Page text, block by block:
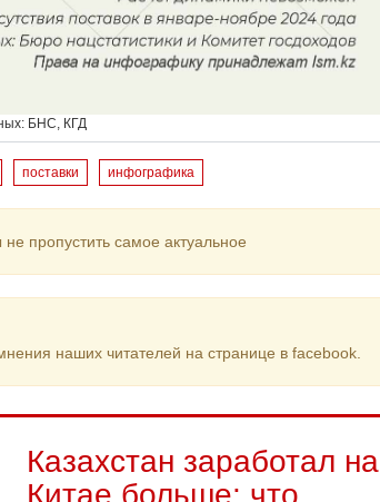
БНС, КГД
поставки инфографика
пропустить самое актуальное
наших читателей на странице в facebook.
Казахстан заработал на
Китае больше: что